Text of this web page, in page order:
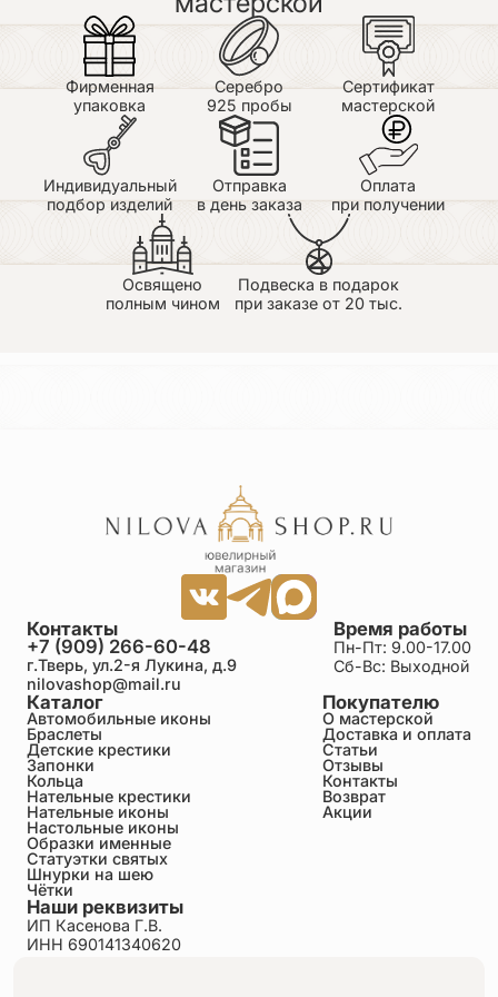
Его деятельность оказала огромное влияние на
развитие русского богословия и церковной книжности.
Однако за свою принципиальность и открытое
обличение несправедливости преподобный Максим
подвергся ложным обвинениям, долгие годы провёл в
заключении и ссылке. Несмотря на тяжёлые испытания,
он не потерял веры, продолжал писать духовные труды
и оставался верен Христу до конца своей жизни.
Сегодня преподобного Максима Грека почитают как
одного из величайших православных просветителей и
исповедников.
О чём молятся преподобному Максиму
о терпении и мужестве при несправедливых обвинениях
Преподобный Максим Грек считается небесным
покровителем переводчиков, филологов,
преподавателей, богословов, студентов, писателей и
всех, кто посвятил свою жизнь просвещению и
служению истине.
Этот крест соединяет в себе главный символ
христианства — Распятие Господа Иисуса Христа — и
образ святого, который всю свою жизнь посвятил
распространению православной веры, защите истины и
служению словом. Он напоминает о том, что знания,
соединённые с глубокой верой, способны приносить
добрые плоды даже через самые тяжёлые испытания.
Фирменная
упаковка
Серебро
925 пробы
Сертификат
мастерской
Индивидуальный
подбор изделий
Отправка
в день заказа
Оплата
при получении
Освящено
полным чином
Подвеска в подарок
при заказе от 20 тыс.
Каталог
Автомобильные иконы
Браслеты
Детские крестики
Запонки
Кольца
Нательные крестики
Нательные иконы
Настольные иконы
Образки именные
Статуэтки святых
Шнурки на шею
Чётки
Покупателю
О мастерской
Доставка и оплата
Статьи
Отзывы
Контакты
Возврат
Акции
Время работы
Пн-Пт: 9.00-17.00
Сб-Вс: Выходной
Контакты
+7 (909) 266-60-48
г.Тверь, ул.2-я Лукина, д.9
nilovashop@mail.ru
Наши реквизиты
ИП Касенова Г.В.
ИНН 690141340620